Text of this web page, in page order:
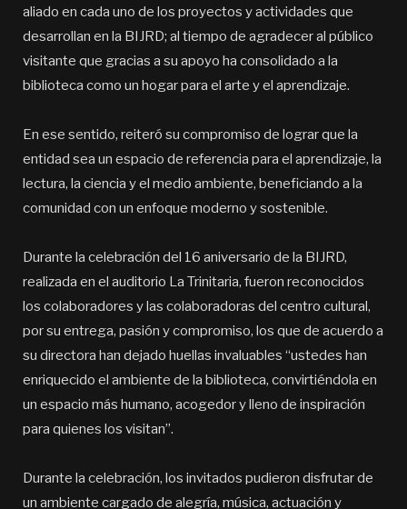
aliado en cada uno de los proyectos y actividades que
desarrollan en la BIJRD; al tiempo de agradecer al público
visitante que gracias a su apoyo ha consolidado a la
biblioteca como un hogar para el arte y el aprendizaje.
En ese sentido, reiteró su compromiso de lograr que la
entidad sea un espacio de referencia para el aprendizaje, la
lectura, la ciencia y el medio ambiente, beneficiando a la
comunidad con un enfoque moderno y sostenible.
Durante la celebración del 16 aniversario de la BIJRD,
realizada en el auditorio La Trinitaria, fueron reconocidos
los colaboradores y las colaboradoras del centro cultural,
por su entrega, pasión y compromiso, los que de acuerdo a
su directora han dejado huellas invaluables “ustedes han
enriquecido el ambiente de la biblioteca, convirtiéndola en
un espacio más humano, acogedor y lleno de inspiración
para quienes los visitan”.
Durante la celebración, los invitados pudieron disfrutar de
un ambiente cargado de alegría, música, actuación y